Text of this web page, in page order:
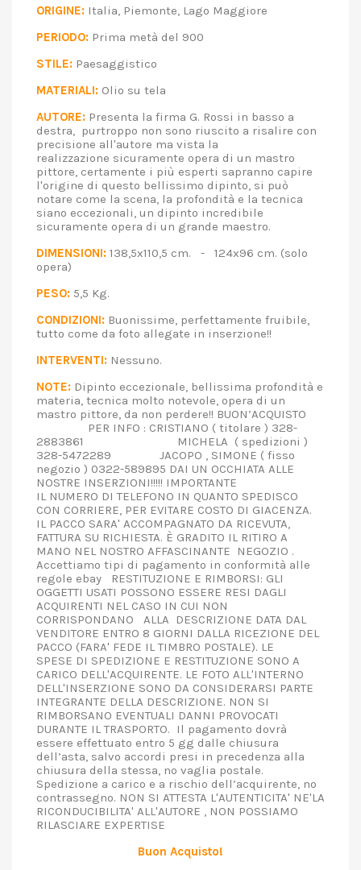
ORIGINE: Italia, Piemonte, Lago Maggiore
PERIODO: Prima metà del 900
STILE: Paesaggistico
MATERIALI: Olio su tela
AUTORE: Presenta la firma G. Rossi in basso a
destra, purtroppo non sono riuscito a risalire con
precisione all'autore ma vista la
realizzazione sicuramente opera di un mastro
pittore, certamente i più esperti sapranno capire
l'origine di questo bellissimo dipinto, si può
notare come la scena, la profondità e la tecnica
siano eccezionali, un dipinto incredibile
sicuramente opera di un grande maestro.
DIMENSIONI: 138,5x110,5 cm. - 124x96 cm. (solo
opera)
PESO: 5,5 Kg.
CONDIZIONI: Buonissime, perfettamente fruibile,
tutto come da foto allegate in inserzione!!
INTERVENTI: Nessuno.
NOTE: Dipinto eccezionale, bellissima profondità e
materia, tecnica molto notevole, opera di un
mastro pittore, da non perdere!! BUON’ACQUISTO
PER INFO : CRISTIANO ( titolare ) 328-
2883861 MICHELA ( spedizioni )
328-5472289 JACOPO , SIMONE ( fisso
negozio ) 0322-589895 DAI UN OCCHIATA ALLE
NOSTRE INSERZIONI!!!!! IMPORTANTE
IL NUMERO DI TELEFONO IN QUANTO SPEDISCO
CON CORRIERE, PER EVITARE COSTO DI GIACENZA.
IL PACCO SARA' ACCOMPAGNATO DA RICEVUTA,
FATTURA SU RICHIESTA. È GRADITO IL RITIRO A
MANO NEL NOSTRO AFFASCINANTE NEGOZIO .
Accettiamo tipi di pagamento in conformità alle
regole ebay RESTITUZIONE E RIMBORSI: GLI
OGGETTI USATI POSSONO ESSERE RESI DAGLI
ACQUIRENTI NEL CASO IN CUI NON
CORRISPONDANO ALLA DESCRIZIONE DATA DAL
VENDITORE ENTRO 8 GIORNI DALLA RICEZIONE DEL
PACCO (FARA' FEDE IL TIMBRO POSTALE). LE
SPESE DI SPEDIZIONE E RESTITUZIONE SONO A
CARICO DELL'ACQUIRENTE. LE FOTO ALL'INTERNO
DELL'INSERZIONE SONO DA CONSIDERARSI PARTE
INTEGRANTE DELLA DESCRIZIONE. NON SI
RIMBORSANO EVENTUALI DANNI PROVOCATI
DURANTE IL TRASPORTO. Il pagamento dovrà
essere effettuato entro 5 gg dalle chiusura
dell’asta, salvo accordi presi in precedenza alla
chiusura della stessa, no vaglia postale.
Spedizione a carico e a rischio dell’acquirente, no
contrassegno. NON SI ATTESTA L'AUTENTICITA' NE'LA
RICONDUCIBILITA' ALL'AUTORE , NON POSSIAMO
RILASCIARE EXPERTISE
Buon Acquisto!